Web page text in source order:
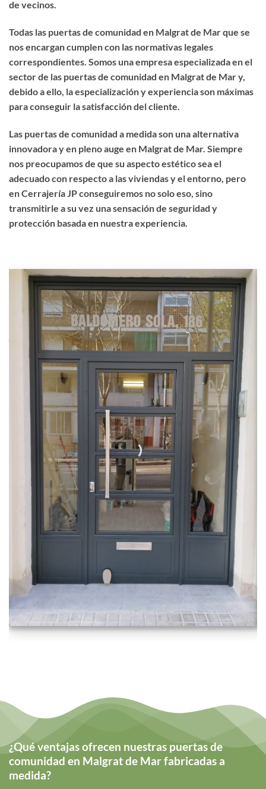
de vecinos.
Todas las puertas de comunidad en Malgrat de Mar que se
nos encargan cumplen con las normativas legales
correspondientes. Somos una empresa especializada en el
sector de las puertas de comunidad en Malgrat de Mar y,
debido a ello, la especialización y experiencia son máximas
para conseguir la satisfacción del cliente.
Las puertas de comunidad a medida son una alternativa
innovadora y en pleno auge en Malgrat de Mar. Siempre
nos preocupamos de que su aspecto estético sea el
adecuado con respecto a las viviendas y el entorno, pero
en Cerrajería JP conseguiremos no solo eso, sino
transmitirle a su vez una sensación de seguridad y
protección basada en nuestra experiencia.
¿Qué ventajas ofrecen nuestras puertas de
comunidad en Malgrat de Mar fabricadas a
medida?